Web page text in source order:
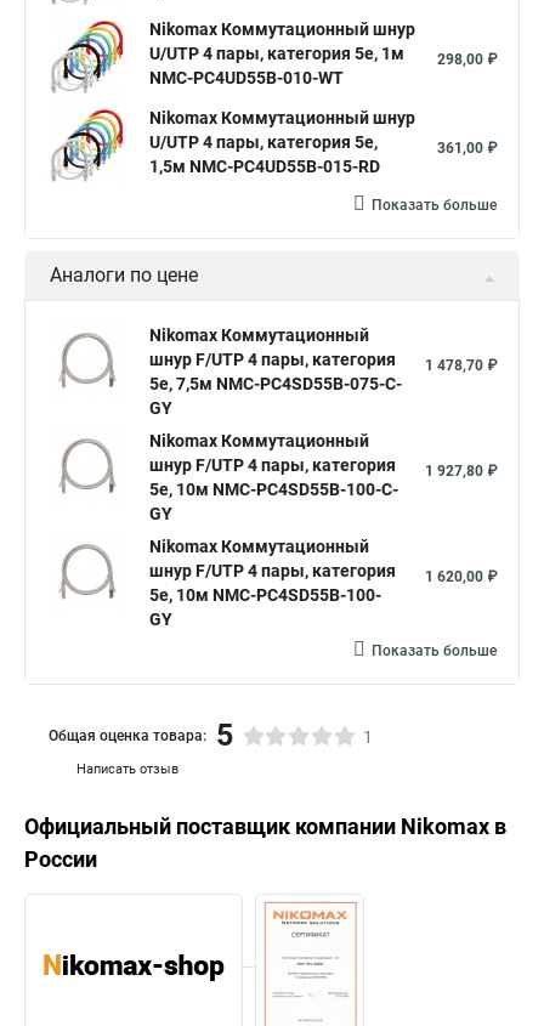
Nikomax Коммутационный шнур
U/UTP 4 пары, категория 5е, 1м
NMC-PC4UD55B-010-WT
298,00 ₽
Nikomax Коммутационный шнур
U/UTP 4 пары, категория 5е,
1,5м NMC-PC4UD55B-015-RD
361,00 ₽
Показать больше
Аналоги по цене
Nikomax Коммутационный
шнур F/UTP 4 пары, категория
5е, 7,5м NMC-PC4SD55B-075-C-
GY
1 478,70 ₽
Nikomax Коммутационный
шнур F/UTP 4 пары, категория
5е, 10м NMC-PC4SD55B-100-C-
GY
1 927,80 ₽
Nikomax Коммутационный
шнур F/UTP 4 пары, категория
5е, 10м NMC-PC4SD55B-100-
GY
1 620,00 ₽
Показать больше
Написать отзыв
Общая оценка товара: 5 1
Официальный поставщик компании Nikomax в
России